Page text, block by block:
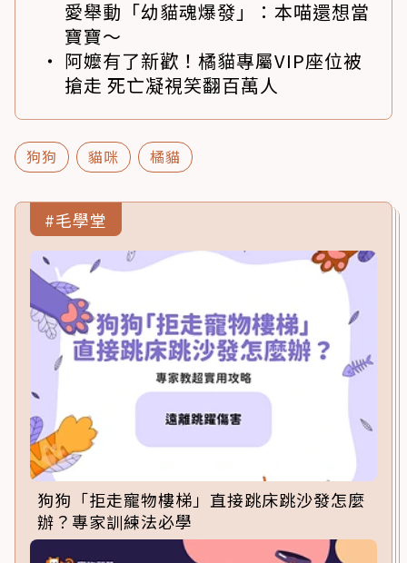
愛舉動「幼貓魂爆發」：本喵還想當
寶寶～
阿嬤有了新歡！橘貓專屬VIP座位被
搶走 死亡凝視笑翻百萬人
狗狗 貓咪 橘貓
#毛學堂
狗狗「拒走寵物樓梯」直接跳床跳沙發怎麼
辦？專家訓練法必學